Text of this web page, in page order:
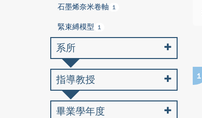
1
石墨烯奈米卷軸 1
緊束縛模型 1
系所
指導教授
畢業學年度